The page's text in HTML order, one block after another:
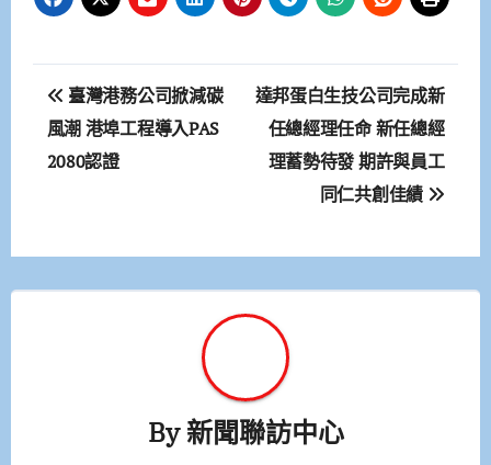
文
章
導
臺灣港務公司掀減碳
風潮 港埠工程導入PAS
2080認證
達邦蛋白生技公司完成新
任總經理任命 新任總經
理蓄勢待發 期許與員工
同仁共創佳績
By新聞聯訪中心